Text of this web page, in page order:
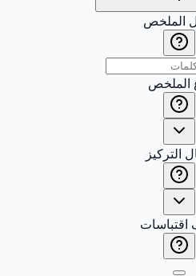
الملخص
الملخص
التركيز